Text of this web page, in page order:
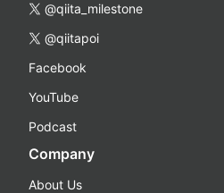
@qiita_milestone
@qiitapoi
Facebook
YouTube
Podcast
Company
About Us